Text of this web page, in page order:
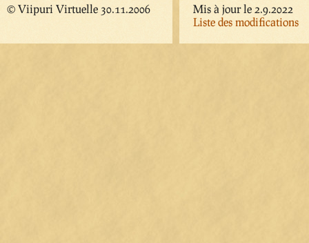
© Viipuri Virtuelle 30.11.2006
Mis à jour le 2.9.2022
Liste des modifications